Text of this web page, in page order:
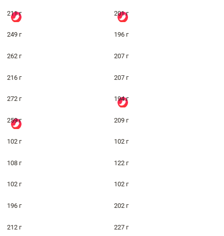
211 г 201 г
249 г 196 г
262 г 207 г
216 г 207 г
272 г 194 г
259 г 209 г
102 г 102 г
108 г 122 г
102 г 102 г
196 г 202 г
212 г 227 г